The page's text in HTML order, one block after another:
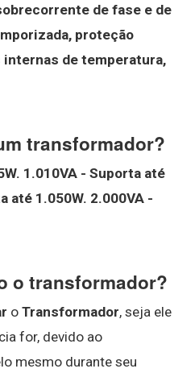
de fase e de
proteção
de temperatura,
transformador?
1.010VA - Suporta até
até 1.050W. 2.000VA -
o transformador?
o Transformador, seja ele
for, devido ao
mesmo durante seu